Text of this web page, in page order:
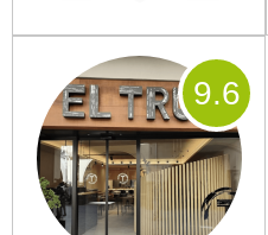
9.6